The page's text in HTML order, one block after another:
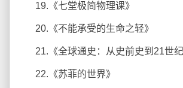
19.《七堂极简物理课》
20.《不能承受的生命之轻》
21.《全球通史：从史前史到21世纪
22.《苏菲的世界》